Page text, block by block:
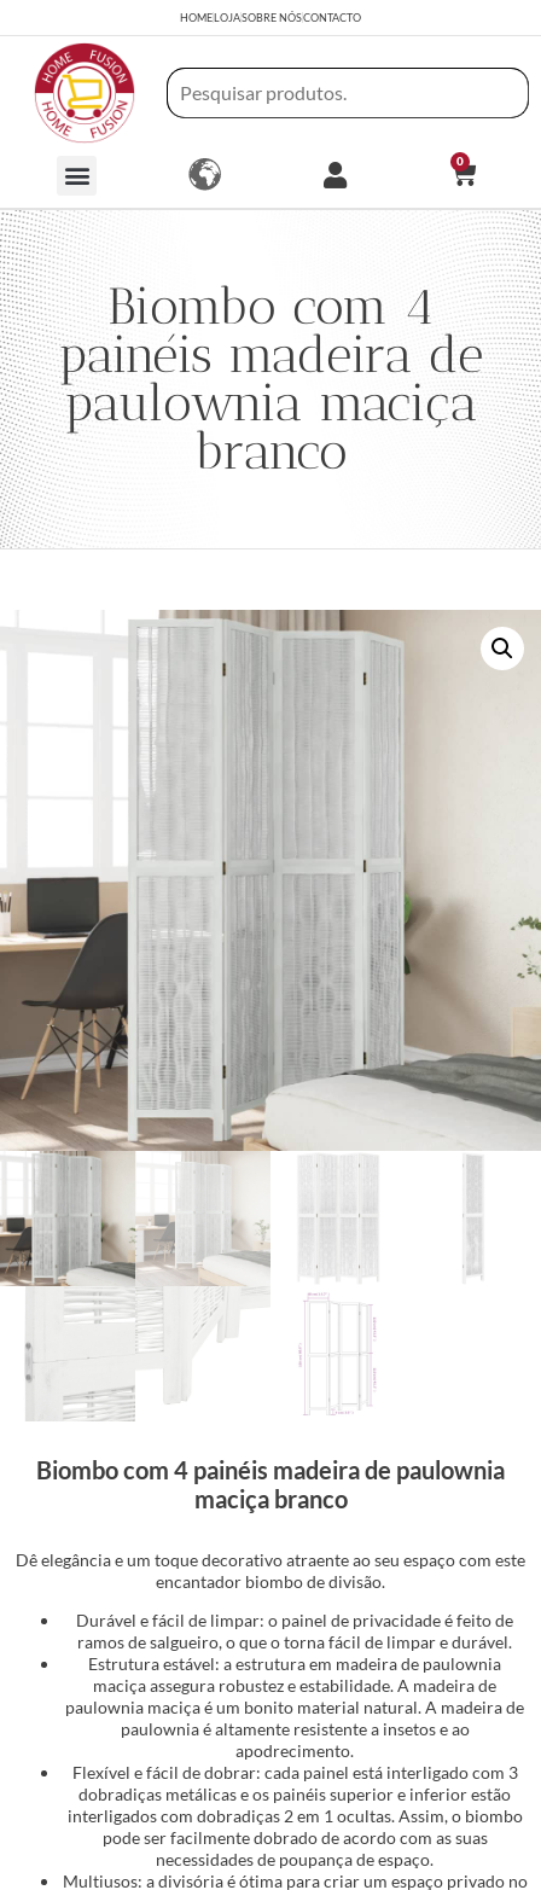
HOMELOJASOBRE NÓSCONTACTO
0
Biombo com 4
painéis madeira de
paulownia maciça
branco
Biombo com 4 painéis madeira de paulownia
maciça branco
Dê elegância e um toque decorativo atraente ao seu espaço com este
encantador biombo de divisão.
Durável e fácil de limpar: o painel de privacidade é feito de
ramos de salgueiro, o que o torna fácil de limpar e durável.
Estrutura estável: a estrutura em madeira de paulownia
maciça assegura robustez e estabilidade. A madeira de
paulownia maciça é um bonito material natural. A madeira de
paulownia é altamente resistente a insetos e ao
apodrecimento.
Flexível e fácil de dobrar: cada painel está interligado com 3
dobradiças metálicas e os painéis superior e inferior estão
interligados com dobradiças 2 em 1 ocultas. Assim, o biombo
pode ser facilmente dobrado de acordo com as suas
necessidades de poupança de espaço.
Multiusos: a divisória é ótima para criar um espaço privado no